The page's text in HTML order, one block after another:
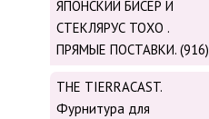
ЯПОНСКИЙ БИСЕР И
СТЕКЛЯРУС TOХО .
ПРЯМЫЕ ПОСТАВКИ. (916)
THE TIERRACAST.
Фурнитура для